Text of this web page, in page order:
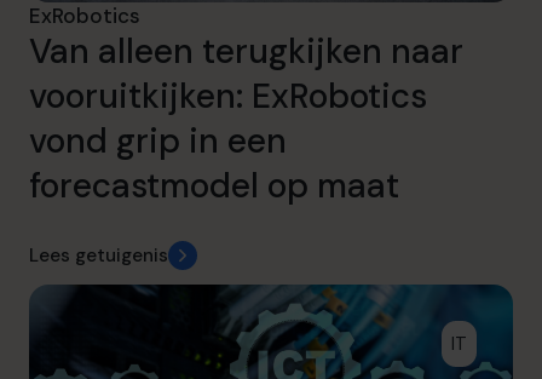
ExRobotics
Van alleen terugkijken naar
vooruitkijken: ExRobotics
vond grip in een
forecastmodel op maat
Lees getuigenis
IT